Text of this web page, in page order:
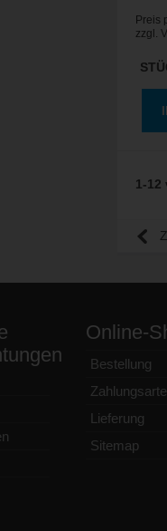
Preis
zzgl.
1-12
Online-
Bestellung
Lieferung
Sitemap